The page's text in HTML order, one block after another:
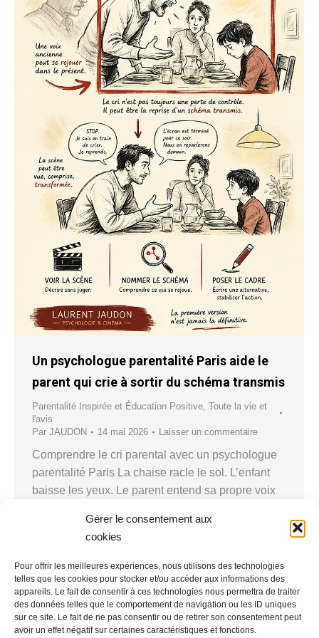
Gérer le consentement aux
cookies
Pour offrir les meilleures expériences, nous utilisons des technologies
telles que les cookies pour stocker et/ou accéder aux informations des
appareils. Le fait de consentir à ces technologies nous permettra de traiter
des données telles que le comportement de navigation ou les ID uniques
sur ce site. Le fait de ne pas consentir ou de retirer son consentement peut
avoir un effet négatif sur certaines caractéristiques et fonctions.
Un psychologue parentalité Paris aide le
parent qui crie à sortir du schéma transmis
Parentalité Inspirée et Éducation Positive Toute la vie et
l'avis
Par JAUDON 14 mai 2026 Laisser un commentaire
Comprendre le cri parental avec un psychologue
parentalité Paris La chaise racle le sol. L’enfant
baisse les yeux. Le parent entend sa propre voix
fige : cette voix n’est pas seulement la sienne. Elle
ressemble à celle d’un père, d’une mère, d’un
adulte ancien. Avec un psychologue…